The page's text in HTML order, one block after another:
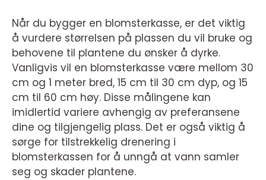
Når du bygger en blomsterkasse, er det viktig
å vurdere størrelsen på plassen du vil bruke og
behovene til plantene du ønsker å dyrke.
Vanligvis vil en blomsterkasse være mellom 30
cm og 1 meter bred, 15 cm til 30 cm dyp, og 15
cm til 60 cm høy. Disse målingene kan
imidlertid variere avhengig av preferansene
dine og tilgjengelig plass. Det er også viktig å
sørge for tilstrekkelig drenering i
blomsterkassen for å unngå at vann samler
seg og skader plantene.